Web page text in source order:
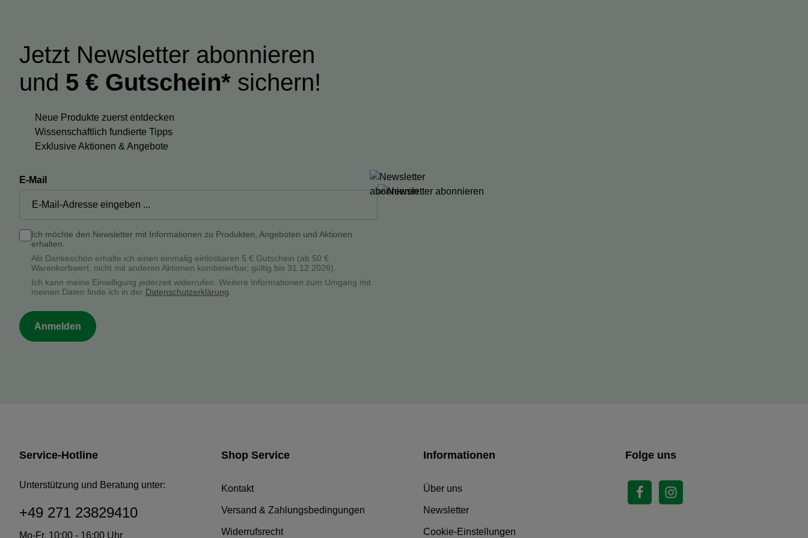
Jetzt Newsletter abonnieren
und 5 € Gutschein* sichern!
Neue Produkte zuerst entdecken
Wissenschaftlich fundierte Tipps
Exklusive Aktionen & Angebote
E-Mail
Ich möchte den Newsletter mit Informationen zu Produkten, Angeboten und Aktionen
erhalten.
Als Dankeschön erhalte ich einen einmalig einlösbaren 5 € Gutschein (ab 50 €
Warenkorbwert, nicht mit anderen Aktionen kombinierbar, gültig bis 31.12.2026).
Ich kann meine Einwilligung jederzeit widerrufen. Weitere Informationen zum Umgang mit
meinen Daten finde ich in der Datenschutzerklärung.
Anmelden
Service-Hotline
Unterstützung und Beratung unter:
+49 271 23829410
Mo-Fr, 10:00 - 16:00 Uhr
Shop Service
Kontakt
Versand & Zahlungsbedingungen
Widerrufsrecht
Informationen
Über uns
Newsletter
Cookie-Einstellungen
Folge uns